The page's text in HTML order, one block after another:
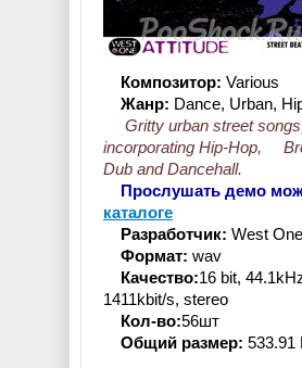
Композитор: Various
Жанр: Dance, Urban,
Gritty urban street
incorporating Hip-Hop,
Dub and Dancehall.
Прослушать демо
каталоге
Разработчик: West
Формат: wav
Качество:16 bit,
1411kbit/s, stereo
Кол-во:56шт
Общий размер: 533.91